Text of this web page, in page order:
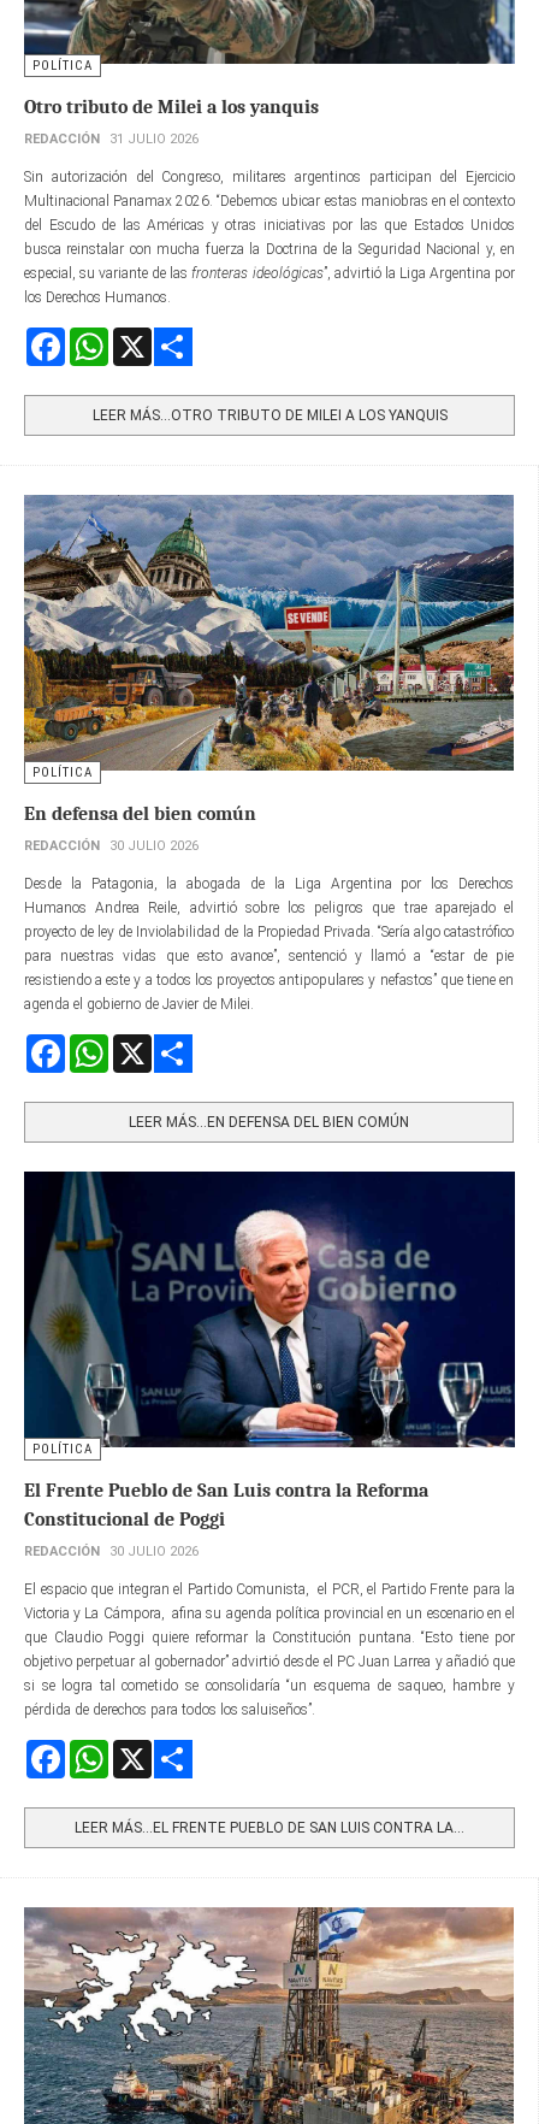
POLÍTICA
Otro tributo de Milei a los yanquis
REDACCIÓN 31 JULIO 2026
Sin autorización del Congreso, militares argentinos participan del Ejercicio
Multinacional Panamax 2026. “Debemos ubicar estas maniobras en el contexto
del Escudo de las Américas y otras iniciativas por las que Estados Unidos
busca reinstalar con mucha fuerza la Doctrina de la Seguridad Nacional y, en
especial, su variante de lasfronteras ideológicas”, advirtió la Liga Argentina por
los Derechos Humanos.
FacebookWhatsApp
LEER MÁS…OTRO TRIBUTO DE MILEI A LOS YANQUIS
POLÍTICA
En defensa del bien común
REDACCIÓN 30 JULIO 2026
Desde la Patagonia, la abogada de la Liga Argentina por los Derechos
Humanos Andrea Reile, advirtió sobre los peligros que trae aparejado el
proyecto de ley de Inviolabilidad de la Propiedad Privada. “Sería algo catastrófico
para nuestras vidas que esto avance”, sentenció y llamó a “estar de pie
resistiendo a este y a todos los proyectos antipopulares y nefastos” que tiene en
agenda el gobierno de Javier de Milei.
FacebookWhatsApp
LEER MÁS…EN DEFENSA DEL BIEN COMÚN
POLÍTICA
El Frente Pueblo de San Luis contra la Reforma
Constitucional de Poggi
REDACCIÓN 30 JULIO 2026
El espacio que integran el Partido Comunista, el PCR, el Partido Frente para la
Victoria y La Cámpora, afina su agenda política provincial en un escenario en el
que Claudio Poggi quiere reformar la Constitución puntana. “Esto tiene por
objetivo perpetuar al gobernador” advirtió desde el PC Juan Larrea y añadió que
si se logra tal cometido se consolidaría “un esquema de saqueo, hambre y
pérdida de derechos para todos los saluiseños”.
FacebookWhatsApp
LEER MÁS…EL FRENTE PUEBLO DE SAN LUIS CONTRA LA...